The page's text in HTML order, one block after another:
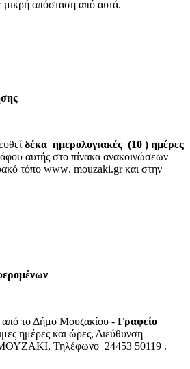
μικρή απόσταση από αυτά.
δέκα ημερολογιακές (10 ) ημέρες
αυτής στο πίνακα ανακοινώσεων
τόπο www. mouzaki.gr και στην
από το Δήμο Μουζακίου - Γραφείο
ημέρες και ώρες, Διεύθυνση
Τηλέφωνο 24453 50119 .